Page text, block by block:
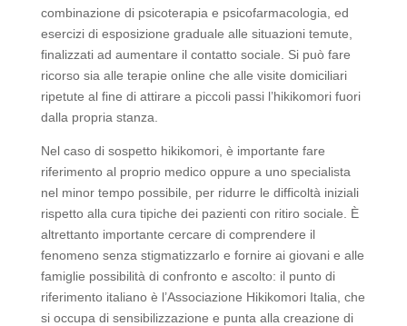
combinazione di psicoterapia e psicofarmacologia, ed
esercizi di esposizione graduale alle situazioni temute,
finalizzati ad aumentare il contatto sociale. Si può fare
ricorso sia alle terapie online che alle visite domiciliari
ripetute al fine di attirare a piccoli passi l’hikikomori fuori
dalla propria stanza.
Nel caso di sospetto hikikomori, è importante fare
riferimento al proprio medico oppure a uno specialista
nel minor tempo possibile, per ridurre le difficoltà iniziali
rispetto alla cura tipiche dei pazienti con ritiro sociale. È
altrettanto importante cercare di comprendere il
fenomeno senza stigmatizzarlo e fornire ai giovani e alle
famiglie possibilità di confronto e ascolto: il punto di
riferimento italiano è l’Associazione Hikikomori Italia, che
si occupa di sensibilizzazione e punta alla creazione di